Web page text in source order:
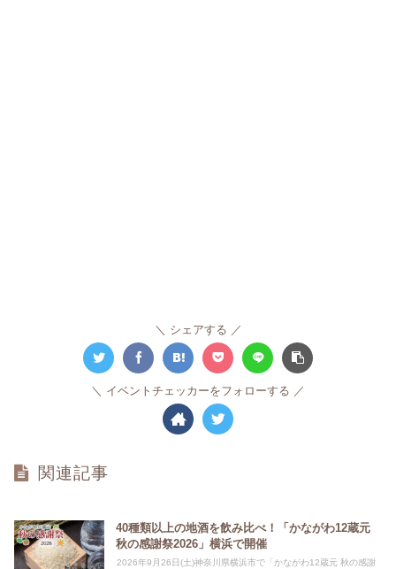
シェアする
イベントチェッカーをフォローする
関連記事
40種類以上の地酒を飲み比べ！「かながわ12蔵元
秋の感謝祭2026」横浜で開催
2026年9月26日(土)神奈川県横浜市で「かながわ12蔵元 秋の感謝